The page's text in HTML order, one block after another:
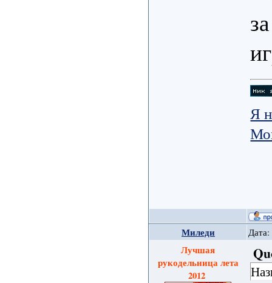
Я
Миледи Дата:
Лучшая
рукодельница лета
2012